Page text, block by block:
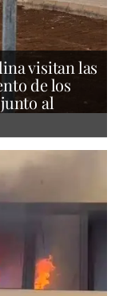
visitan las
de los
al